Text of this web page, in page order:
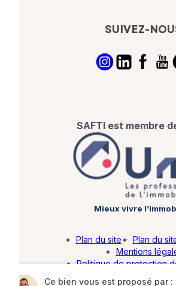
Ce bien vous est proposé par :
SUIVEZ-
SAFTI est membre
Mieux vivre
Plan du site · Plan du
Mentions
Politique de protection